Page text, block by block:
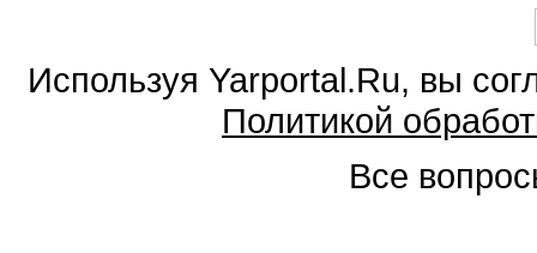
Используя Yarportal.Ru, вы
Политикой
Все